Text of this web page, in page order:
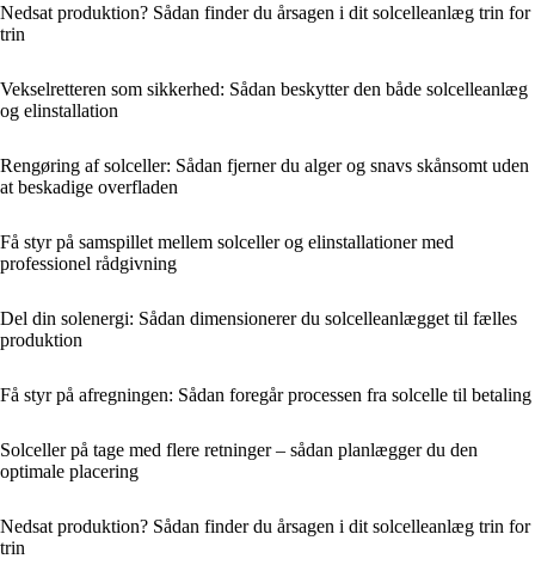
Nedsat produktion? Sådan finder du årsagen i dit solcelleanlæg trin for
trin
Vekselretteren som sikkerhed: Sådan beskytter den både solcelleanlæg
og elinstallation
Rengøring af solceller: Sådan fjerner du alger og snavs skånsomt uden
at beskadige overfladen
Få styr på samspillet mellem solceller og elinstallationer med
professionel rådgivning
Del din solenergi: Sådan dimensionerer du solcelleanlægget til fælles
produktion
Få styr på afregningen: Sådan foregår processen fra solcelle til betaling
Solceller på tage med flere retninger – sådan planlægger du den
optimale placering
Nedsat produktion? Sådan finder du årsagen i dit solcelleanlæg trin for
trin